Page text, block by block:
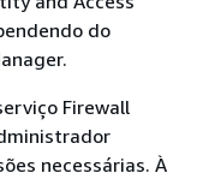
do
Firewall
necessárias. À